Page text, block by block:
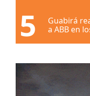
5
Guabirá
a ABB en